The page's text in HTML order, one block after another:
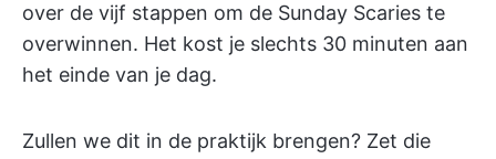
over de vijf stappen om de Sunday Scaries te
overwinnen. Het kost je slechts 30 minuten aan
het einde van je dag.
Zullen we dit in de praktijk brengen? Zet die